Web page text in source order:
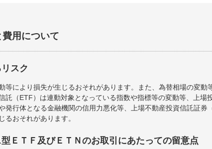
用について
スク
等により損失が生じるおそれがあります。また、為替相場の変動
託（ETF）は連動対象となっている指数や指標等の変動等、上場
発行体となる金融機関の信用力悪化等、上場不動産投資信託証券
るおそれがあります。
ＥＴＦ及びＥＴＮのお取引にあたっての留意点